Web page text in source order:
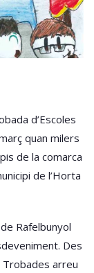
d’Escoles
quan milers
de la comarca
de l’Horta
Rafelbunyol
Des
Trobades arreu